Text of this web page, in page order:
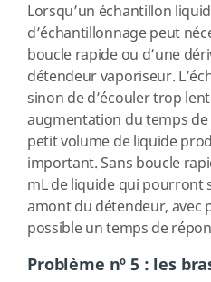
Lorsqu’un échantillon
d’échantillonnage peut
boucle rapide ou d’une
détendeur vaporiseur.
sinon de d’écouler trop
augmentation du temps de
petit volume de liquide
important. Sans boucle
mL de liquide qui pourront
amont du détendeur, avec
possible un temps de
Problème nº 5 : les